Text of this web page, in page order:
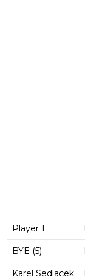
Player 1
BYE (5)
Karel Sedlacek